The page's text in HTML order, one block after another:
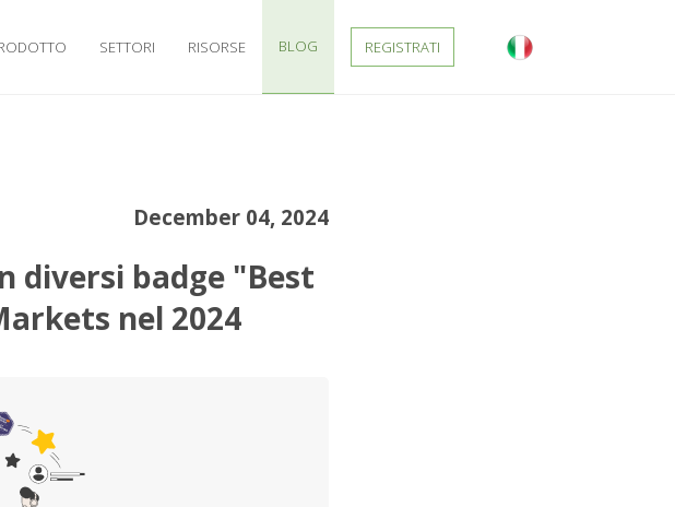
SETTORI RISORSE BLOG REGISTRATI
December 04, 2024
diversi badge "Best
nel 2024